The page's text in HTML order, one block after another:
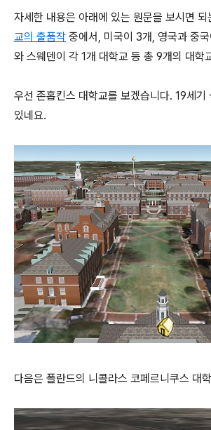
자세한 내용은 아래에 있는 원문을 보시면 되
교의 출품작 중에서, 미국이 3개, 영국과 중
와 스웨덴이 각 1개 대학교 등 총 9개의 대학
우선 존홉킨스 대학교를 보겠습니다. 19세기
있네요.
다음은 폴란드의 니콜라스 코페르니쿠스 대